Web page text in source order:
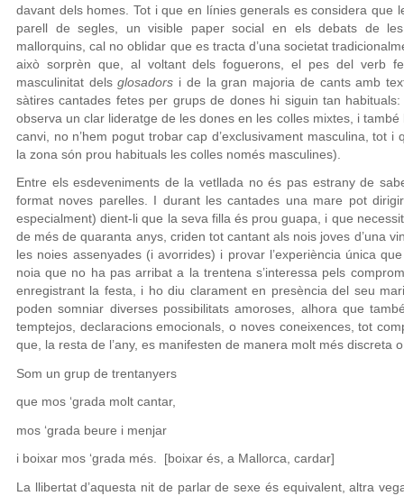
davant dels homes. Tot i que en línies generals es considera que
parell de segles, un visible paper social en els debats de
mallorquins, cal no oblidar que es tracta d’una societat
això sorprèn que, al voltant dels foguerons, el pes del verb
masculinitat delsglosadors i de la gran majoria de cants amb
sàtires cantades fetes per grups de dones hi siguin tan
observa un clar lideratge de les dones en les colles mixtes, i
canvi, no n’hem pogut trobar cap d’exclusivament masculina, tot
la zona són prou habituals les colles només masculines).
Entre els esdeveniments de la vetllada no és pas estrany de
format noves parelles. I durant les cantades una mare pot
especialment) dient-li que la seva filla és prou guapa, i que
de més de quaranta anys, criden tot cantant als nois joves d’una
les noies assenyades (i avorrides) i provar l’experiència única
noia que no ha pas arribat a la trentena s’interessa pels
enregistrant la festa, i ho diu clarament en presència del seu
poden somniar diverses possibilitats amoroses, alhora que
temptejos, declaracions emocionals, o noves coneixences, tot
que, la resta de l’any, es manifesten de manera molt més discreta
Som un grup de trentanyers
que mos ‘grada molt cantar,
mos ‘grada beure i menjar
i boixar mos ‘grada més. [boixar és, a Mallorca, cardar]
La llibertat d’aquesta nit de parlar de sexe és equivalent, altra